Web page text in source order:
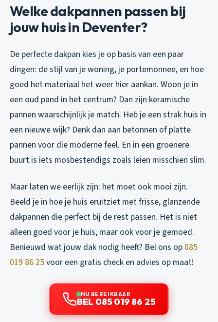
Welke dakpannen passen bij
jouw huis in Deventer?
De perfecte dakpan kies je op basis van een paar
dingen: de stijl van je woning, je portemonnee, en hoe
goed het materiaal het weer hier aankan. Woon je in
een oud pand in het centrum? Dan zijn keramische
pannen waarschijnlijk je match. Heb je een strak huis in
een nieuwe wijk? Denk dan aan betonnen of platte
pannen voor die moderne feel. En in een groenere
buurt is iets mosbestendigs zoals leien misschien slim.
Maar laten we eerlijk zijn: het moet ook mooi zijn.
Beeld je in hoe je huis eruitziet met frisse, glanzende
dakpannen die perfect bij de rest passen. Het is niet
alleen goed voor je huis, maar ook voor je gemoed.
Benieuwd wat jouw dak nodig heeft? Bel ons op 085
019 86 25voor een gratis check en advies op maat!
NU BEREIKBAAR
BEL 085 019 86 25